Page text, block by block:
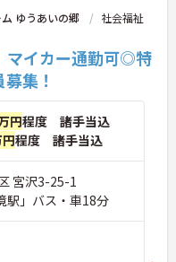
ゆうあいの郷
社会福祉
マイカー通勤可◎特
集！
円程度 諸手当込
程度 諸手当込
宮沢3-25-1
駅」バス・車18分